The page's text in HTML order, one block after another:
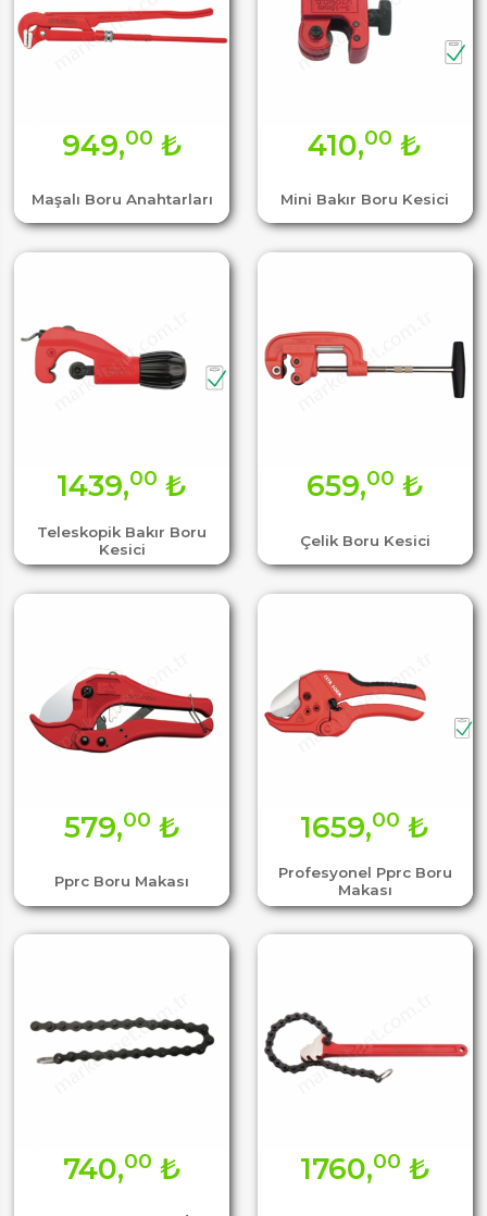
Maşalı Boru Anahtarları
949,00 ₺
Mini Bakır Boru Kesici
410,00 ₺
Teleskopik Bakır Boru
Kesici
1439,00 ₺
Çelik Boru Kesici
659,00 ₺
Pprc Boru Makası
579,00 ₺
Profesyonel Pprc Boru
Makası
1659,00 ₺
740,00 ₺ 1760,00 ₺